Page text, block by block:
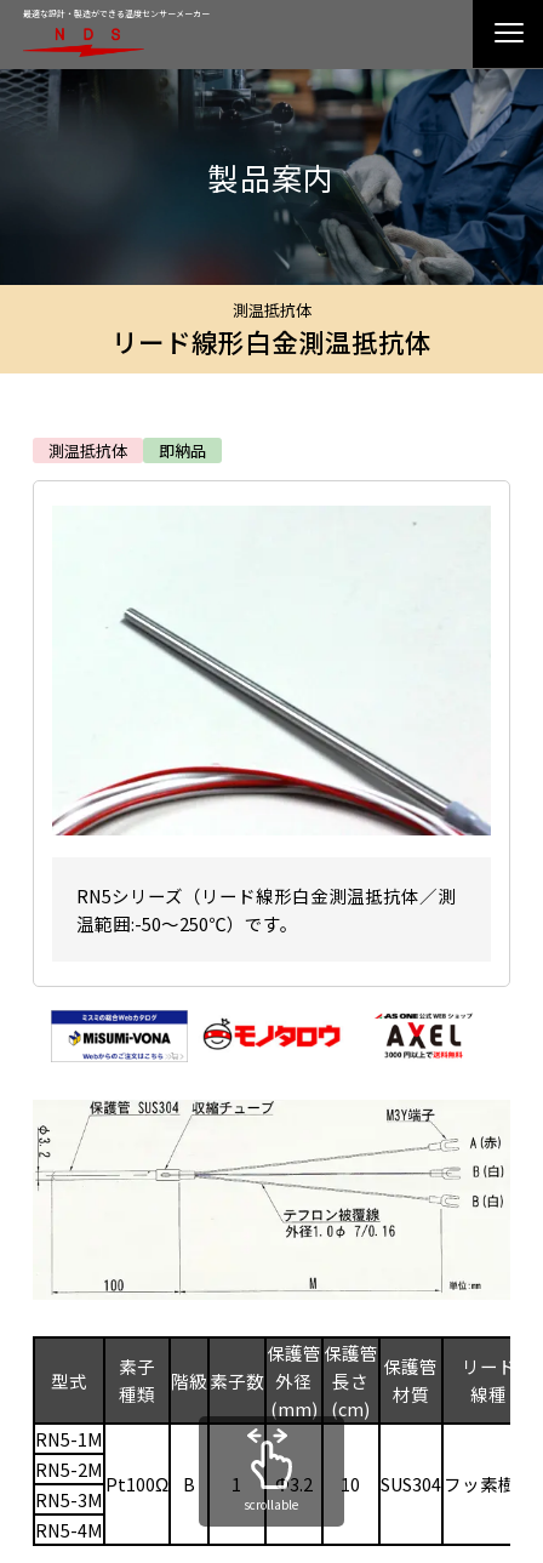
最適な設計・製造ができる温度センサーメーカー
製品案内
測温抵抗体
リード線形白金測温抵抗体
測温抵抗体 即納品
RN5シリーズ（リード線形白金測温抵抗体／測
温範囲:-50〜250℃）です。
型式
素子
種類
階級素子数
保護管
外径
(mm)
保護管
長さ
(cm)
保護管
材質
リード
線種
RN5-1M
Pt100Ω
B 1 Φ3.2 10 SUS304フッ素樹脂
RN5-2M
RN5-3M
RN5-4M
scrollable